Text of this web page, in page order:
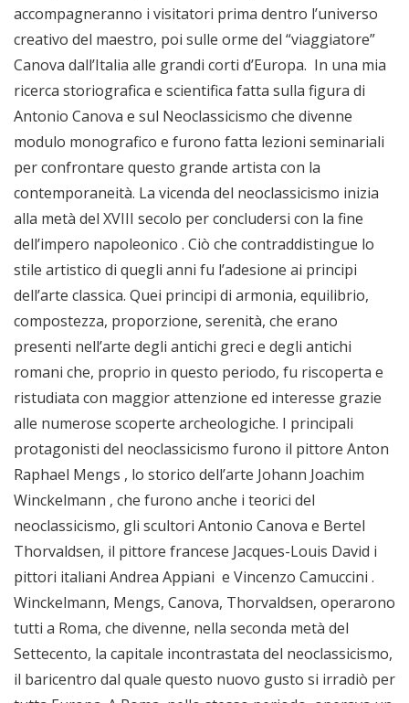
accompagneranno i visitatori prima dentro l’universo
creativo del maestro, poi sulle orme del “viaggiatore”
Canova dall’Italia alle grandi corti d’Europa. In una mia
ricerca storiografica e scientifica fatta sulla figura di
Antonio Canova e sul Neoclassicismo che divenne
modulo monografico e furono fatta lezioni seminariali
per confrontare questo grande artista con la
contemporaneità. La vicenda del neoclassicismo inizia
alla metà del XVIII secolo per concludersi con la fine
dell’impero napoleonico . Ciò che contraddistingue lo
stile artistico di quegli anni fu l’adesione ai principi
dell’arte classica. Quei principi di armonia, equilibrio,
compostezza, proporzione, serenità, che erano
presenti nell’arte degli antichi greci e degli antichi
romani che, proprio in questo periodo, fu riscoperta e
ristudiata con maggior attenzione ed interesse grazie
alle numerose scoperte archeologiche. I principali
protagonisti del neoclassicismo furono il pittore Anton
Raphael Mengs , lo storico dell’arte Johann Joachim
Winckelmann , che furono anche i teorici del
neoclassicismo, gli scultori Antonio Canova e Bertel
Thorvaldsen, il pittore francese Jacques-Louis David i
pittori italiani Andrea Appiani e Vincenzo Camuccini .
Winckelmann, Mengs, Canova, Thorvaldsen, operarono
tutti a Roma, che divenne, nella seconda metà del
Settecento, la capitale incontrastata del neoclassicismo,
il baricentro dal quale questo nuovo gusto si irradiò per